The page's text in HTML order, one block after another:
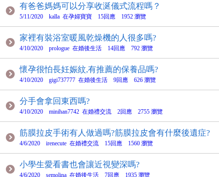
有爸爸媽媽可以分享收涎儀式流程嗎？
5/11/2020 kalla 在孕婦寶寶 15回應 1952 瀏覽
家裡有裝浴室暖風乾燥機的人很多嗎?
4/10/2020 prologue 在婚後生活 14回應 792 瀏覽
懷孕很怕長妊娠紋,有推薦的保養品嗎?
4/10/2020 gigi737777 在婚後生活 9回應 626 瀏覽
分手會拿回東西嗎?
4/10/2020 minihan7742 在婚禮交流 2回應 2755 瀏覽
筋膜拉皮手術有人做過嗎?筋膜拉皮會有什麼後遺症?
4/6/2020 irenecute 在婚禮交流 15回應 1560 瀏覽
小學生愛看書也會讓近視變深嗎?
4/6/2020 semolina 在婚後生活 7回應 1935 瀏覽